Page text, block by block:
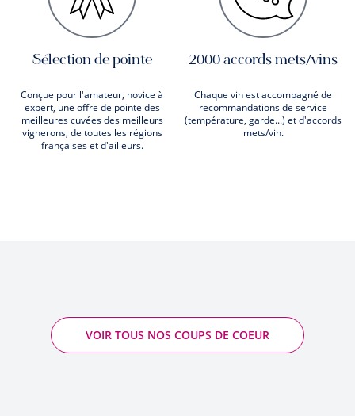
Sélection de pointe
Conçue pour l'amateur, novice à
expert, une offre de pointe des
meilleures cuvées des meilleurs
vignerons, de toutes les régions
françaises et d'ailleurs.
2000 accords mets/vins
Chaque vin est accompagné de
recommandations de service
(température, garde...) et d'accords
mets/vin.
VOIR TOUS NOS COUPS DE COEUR